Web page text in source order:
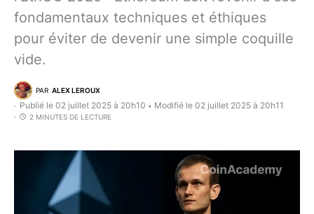
fondamentaux techniques et éthiques
pour éviter de devenir une simple coquille
vide.
PAR ALEX LEROUX
Publié le 02 juillet 2025 à 20h10 • Modifié le 02 juillet 2025 à 20h11
2 MINUTES DE LECTURE